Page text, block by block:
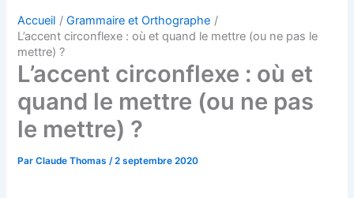
Accueil
Grammaire et Orthographe
L’accent circonflexe : où et quand le mettre (ou ne pas le
mettre) ?
L’accent circonflexe : où et
quand le mettre (ou ne pas
le mettre) ?
ParClaude Thomas/2 septembre 2020